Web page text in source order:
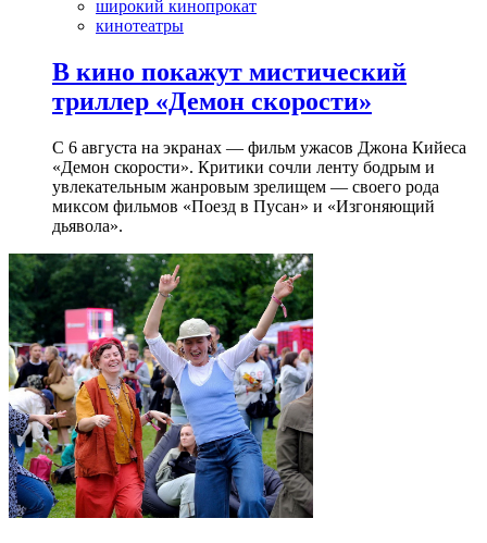
широкий кинопрокат
кинотеатры
В кино покажут мистический
триллер «Демон скорости»
С 6 августа на экранах — фильм ужасов Джона Кийеса
«Демон скорости». Критики сочли ленту бодрым и
увлекательным жанровым зрелищeм — своего рода
миксом фильмов «Поезд в Пусан» и «Изгоняющий
дьявола».